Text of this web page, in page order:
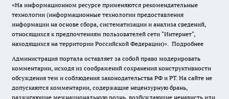
«На информационном ресурсе применяются рекомендательные
технологии (информационные технологии предоставления
информации на основе сбора, систематизации и анализа сведений,
относящихся к предпочтениям пользователей сети "Интернет",
находящихся на территории Российской Федерации)». Подробнее
Администрация портала оставляет за собой право модерировать
комментарии, исходя из соображений сохранения конструктивности
обсуждения тем и соблюдения законодательства РФ и РТ. На сайте не
допускаются комментарии, содержащие нецензурную брань,
разжигающие межнациональную рознь, возбуждающие ненависть или